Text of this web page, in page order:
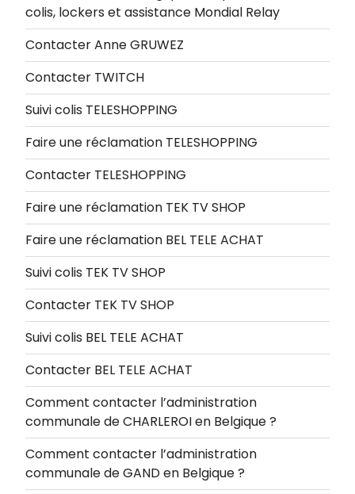
colis, lockers et assistance Mondial Relay
Contacter Anne GRUWEZ
Contacter TWITCH
Suivi colis TELESHOPPING
Faire une réclamation TELESHOPPING
Contacter TELESHOPPING
Faire une réclamation TEK TV SHOP
Faire une réclamation BEL TELE ACHAT
Suivi colis TEK TV SHOP
Contacter TEK TV SHOP
Suivi colis BEL TELE ACHAT
Contacter BEL TELE ACHAT
Comment contacter l’administration
communale de CHARLEROI en Belgique ?
Comment contacter l’administration
communale de GAND en Belgique ?